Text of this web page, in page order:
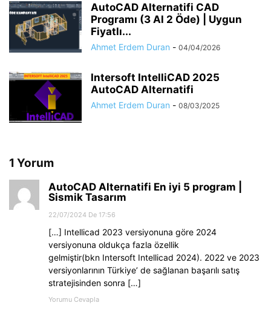
AutoCAD Alternatifi CAD
Programı (3 Al 2 Öde) | Uygun
Fiyatlı...
Ahmet Erdem Duran - 04/04/2026
Intersoft IntelliCAD 2025
AutoCAD Alternatifi
Ahmet Erdem Duran - 08/03/2025
1 Yorum
AutoCAD Alternatifi En iyi 5 program |
Sismik Tasarım
22/07/2024 De 17:56
[…] Intellicad 2023 versiyonuna göre 2024
versiyonuna oldukça fazla özellik
gelmiştir(bkn Intersoft Intellicad 2024). 2022 ve 2023
versiyonlarının Türkiye’ de sağlanan başarılı satış
stratejisinden sonra […]
Yorumu Cevapla